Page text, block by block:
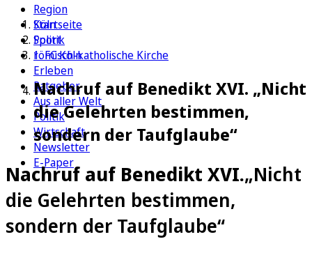
Region
Köln
Sport
1. FC Köln
Erleben
Ratgeber
Aus aller Welt
Politik
Wirtschaft
Newsletter
E-Paper
Startseite
Politik
römisch-katholische Kirche
Nachruf auf Benedikt XVI. „Nicht
die Gelehrten bestimmen,
sondern der Taufglaube“
Nachruf auf Benedikt XVI.„Nicht
die Gelehrten bestimmen,
sondern der Taufglaube“